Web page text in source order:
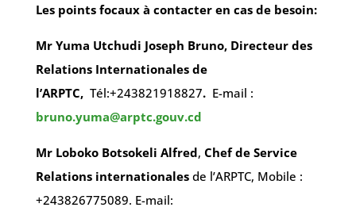
Les points focaux à contacter en cas de besoin:
Mr Yuma Utchudi Joseph Bruno, Directeur des
Relations Internationales de
l’ARPTC, Tél:+243821918827. E-mail :
bruno.yuma@arptc.gouv.cd
Mr Loboko Botsokeli Alfred, Chef de Service
Relations internationalesde l’ARPTC, Mobile :
+243826775089. E-mail: